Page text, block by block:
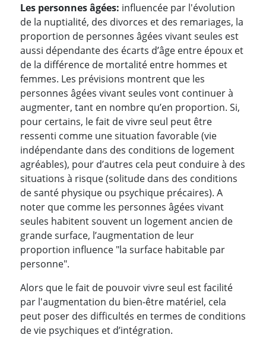
Les personnes âgées: influencée par l'évolution
de la nuptialité, des divorces et des remariages, la
proportion de personnes âgées vivant seules est
aussi dépendante des écarts d’âge entre époux et
de la différence de mortalité entre hommes et
femmes. Les prévisions montrent que les
personnes âgées vivant seules vont continuer à
augmenter, tant en nombre qu’en proportion. Si,
pour certains, le fait de vivre seul peut être
ressenti comme une situation favorable (vie
indépendante dans des conditions de logement
agréables), pour d’autres cela peut conduire à des
situations à risque (solitude dans des conditions
de santé physique ou psychique précaires). A
noter que comme les personnes âgées vivant
seules habitent souvent un logement ancien de
grande surface, l’augmentation de leur
proportion influence "la surface habitable par
personne".
Alors que le fait de pouvoir vivre seul est facilité
par l'augmentation du bien-être matériel, cela
peut poser des difficultés en termes de conditions
de vie psychiques et d’intégration.